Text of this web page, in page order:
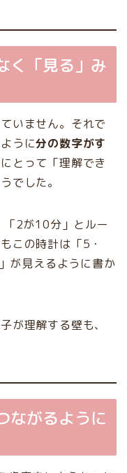
く「見る」み
いません。それで
うに分の数字がす
とって「理解でき
でした。
2が10分」とルー
この時計は「5・
が見えるように書か
が理解する壁も、
ながるように